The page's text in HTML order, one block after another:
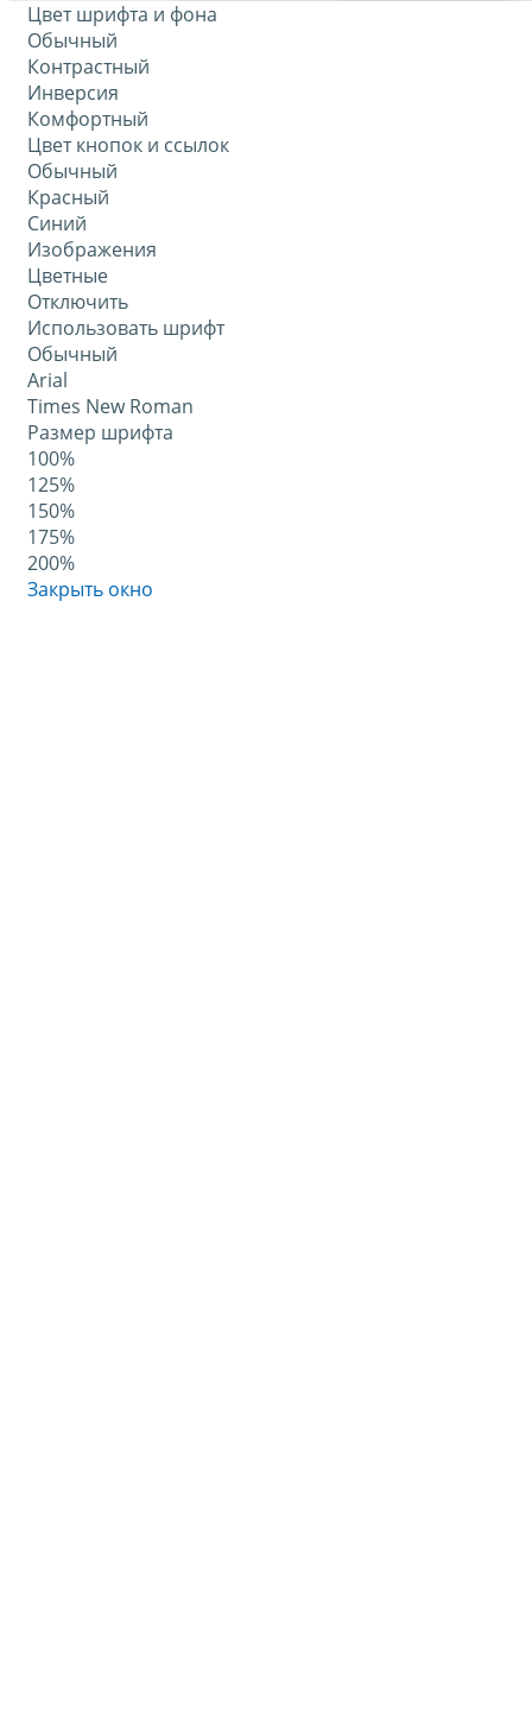
Цвет шрифта и фона
Обычный
Контрастный
Инверсия
Комфортный
Цвет кнопок и ссылок
Обычный
Красный
Синий
Изображения
Цветные
Отключить
Использовать шрифт
Обычный
Arial
Times New Roman
Размер шрифта
100%
125%
150%
175%
200%
Закрыть окно